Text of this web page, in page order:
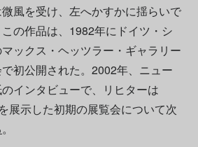
風を受け、左へかすかに揺らいで
の作品は、1982年にドイツ・シ
ックス・ヘッツラー・ギャラリー
初公開された。2002年、ニュー
インタビューで、リヒターは
展示した初期の展覧会について次
。